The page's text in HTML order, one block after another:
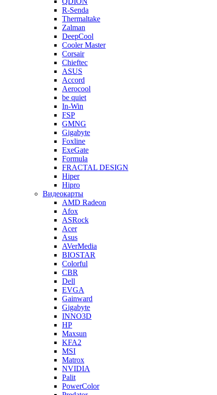
R-Senda
Thermaltake
Zalman
DeepCool
Cooler Master
Corsair
Chieftec
ASUS
Accord
Aerocool
be quiet
In-Win
FSP
GMNG
Gigabyte
Foxline
ExeGate
Formula
FRACTAL DESIGN
Hiper
Hipro
Видеокарты
AMD Radeon
Afox
ASRock
Acer
Asus
AVerMedia
BIOSTAR
Colorful
CBR
Dell
EVGA
Gainward
Gigabyte
INNO3D
HP
Maxsun
KFA2
MSI
Matrox
NVIDIA
Palit
PowerColor